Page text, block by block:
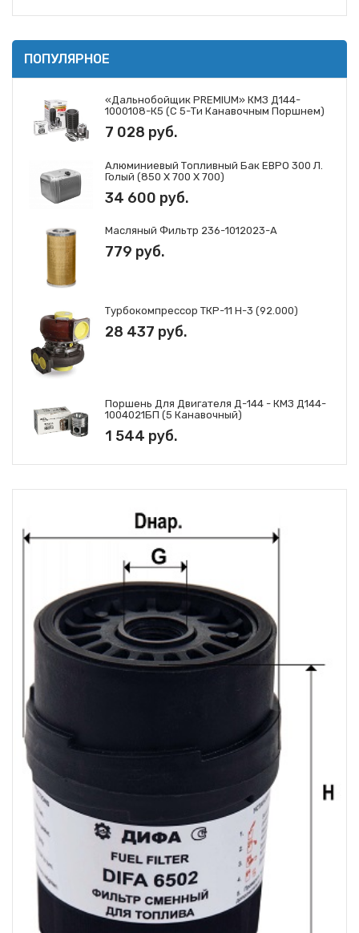
ПОПУЛЯРНОЕ
«Дальнобойщик PREMIUM» КМЗ Д144-
1000108-К5 (с 5-Ти Канавочным Поршнем)
7 028 руб.
Алюминиевый Топливный Бак ЕВРО 300 Л.
Голый (850 Х 700 Х 700)
34 600 руб.
Масляный Фильтр 236-1012023-А
779 руб.
Турбокомпрессор ТКР-11 Н-3 (92.000)
28 437 руб.
Поршень Для Двигателя Д-144 - КМЗ Д144-
1004021БП (5 Канавочный)
1 544 руб.